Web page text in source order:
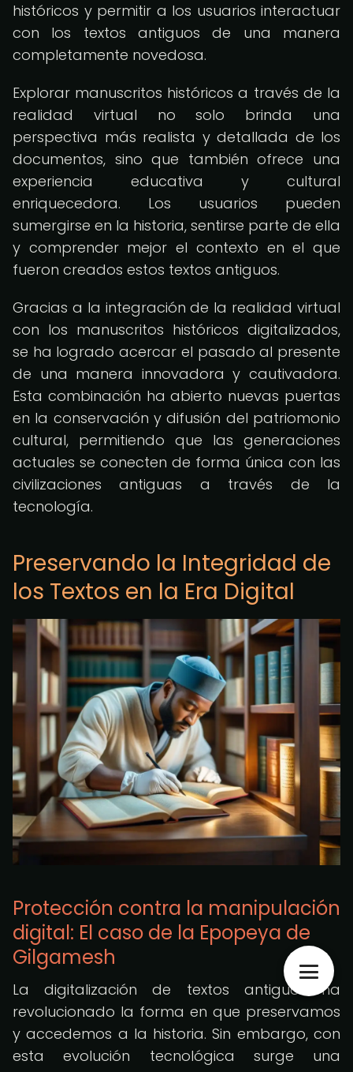
históricos y permitir a los usuarios interactuar
con los textos antiguos de una manera
completamente novedosa.
Explorar manuscritos históricos a través de la
realidad virtual no solo brinda una
perspectiva más realista y detallada de los
documentos, sino que también ofrece una
experiencia educativa y cultural
enriquecedora. Los usuarios pueden
sumergirse en la historia, sentirse parte de ella
y comprender mejor el contexto en el que
fueron creados estos textos antiguos.
Gracias a la integración de la realidad virtual
con los manuscritos históricos digitalizados,
se ha logrado acercar el pasado al presente
de una manera innovadora y cautivadora.
Esta combinación ha abierto nuevas puertas
en la conservación y difusión del patriomonio
cultural, permitiendo que las generaciones
actuales se conecten de forma única con las
civilizaciones antiguas a través de la
tecnología.
Preservando la Integridad de
los Textos en la Era Digital
Protección contra la manipulación
digital: El caso de la Epopeya de
Gilgamesh
La digitalización de textos antiguos ha
revolucionado la forma en que preservamos
y accedemos a la historia. Sin embargo, con
esta evolución tecnológica surge una